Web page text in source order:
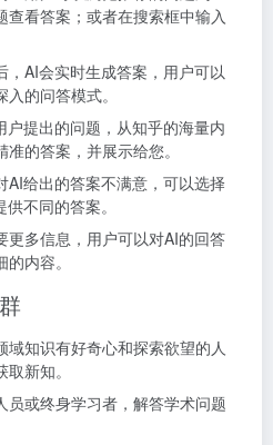
查看答案；或者在搜索框中输入
，AI会实时生成答案，用户可以
的问答模式。
户提出的问题，从知乎的海量内
的答案，并展示给您。
AI给出的答案不满意，可以选择
不同的答案。
更多信息，用户可以对AI的回答
内容。
域知识有好奇心和探索欲望的人
新知。
员或终身学习者，解答学术问题